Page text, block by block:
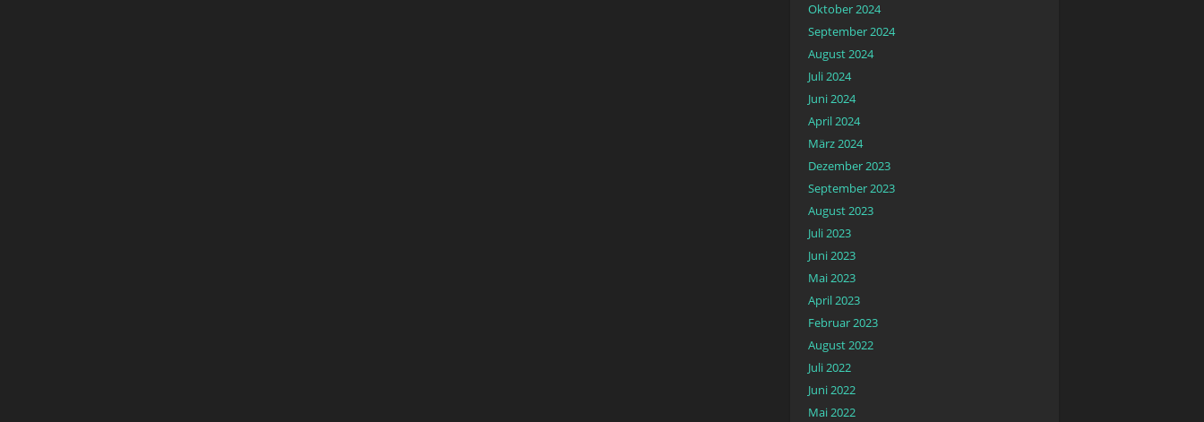
Oktober 2024
September 2024
August 2024
Juli 2024
Juni 2024
April 2024
März 2024
Dezember 2023
September 2023
August 2023
Juli 2023
Juni 2023
Mai 2023
April 2023
Februar 2023
August 2022
Juli 2022
Juni 2022
Mai 2022